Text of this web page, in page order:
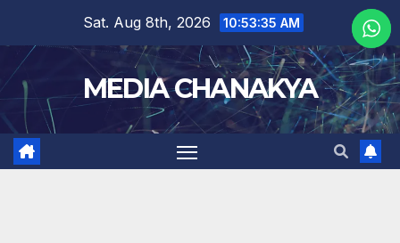
Sat. Aug 8th, 2026 10:53:36 AM
MEDIA CHANAKYA